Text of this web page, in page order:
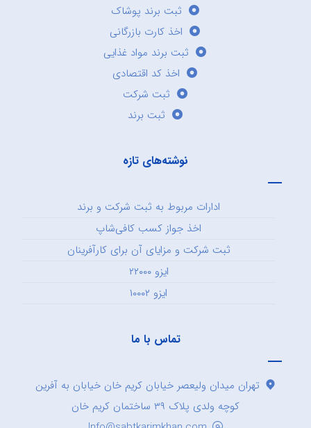
ثبت برند پوشاک
اخذ کارت بازرگانی
ثبت برند مواد غذایی
اخذ کد اقتصادی
ثبت شرکت
ثبت برند
نوشته‌های تازه
ادارات مربوط به ثبت شرکت و برند
اخذ جواز کسب کافی‌شاپ
ثبت شرکت و مزایای آن برای کارآفرینان
ایزو ۲۲۰۰۰
ایزو ۱۰۰۰۲
تماس با ما
تهران میدان ولیعصر خیابان کریم خان خیابان به آفرین
کوچه ولدی پلاک ۳۹ ساختمان کریم خان